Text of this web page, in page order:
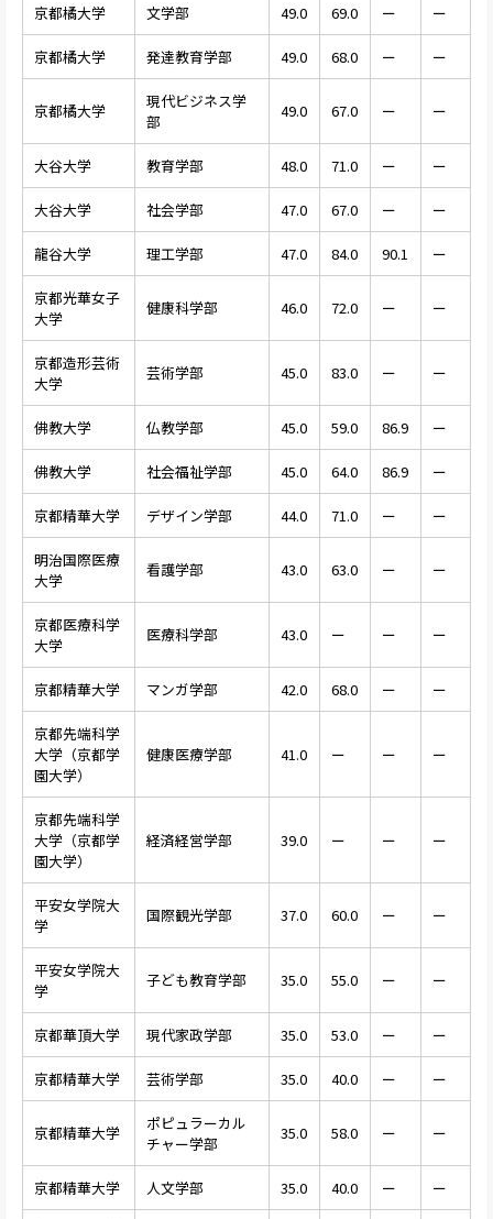
京都橘大学 文学部 49.0 69.0 ー ー
京都橘大学 発達教育学部 49.0 68.0 ー ー
京都橘大学
現代ビジネス学
部
49.0 67.0 ー ー
大谷大学 教育学部 48.0 71.0 ー ー
大谷大学 社会学部 47.0 67.0 ー ー
龍谷大学 理工学部 47.0 84.0 90.1 ー
京都光華女子
大学
健康科学部 46.0 72.0 ー ー
京都造形芸術
大学
芸術学部 45.0 83.0 ー ー
佛教大学 仏教学部 45.0 59.0 86.9 ー
佛教大学 社会福祉学部 45.0 64.0 86.9 ー
京都精華大学 デザイン学部 44.0 71.0 ー ー
明治国際医療
大学
看護学部 43.0 63.0 ー ー
京都医療科学
大学
医療科学部 43.0 ー ー ー
京都精華大学 マンガ学部 42.0 68.0 ー ー
京都先端科学
大学（京都学
園大学）
健康医療学部 41.0 ー ー ー
京都先端科学
大学（京都学
園大学）
経済経営学部 39.0 ー ー ー
平安女学院大
学
国際観光学部 37.0 60.0 ー ー
平安女学院大
学
子ども教育学部 35.0 55.0 ー ー
京都華頂大学 現代家政学部 35.0 53.0 ー ー
京都精華大学 芸術学部 35.0 40.0 ー ー
京都精華大学
ポピュラーカル
チャー学部
35.0 58.0 ー ー
京都精華大学 人文学部 35.0 40.0 ー ー